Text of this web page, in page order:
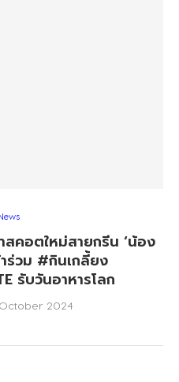
คอตใหม่สายกรีน ‘น้อง
ร่วม #กินเกลี้ยง
รับวันอาหารโลก
2024